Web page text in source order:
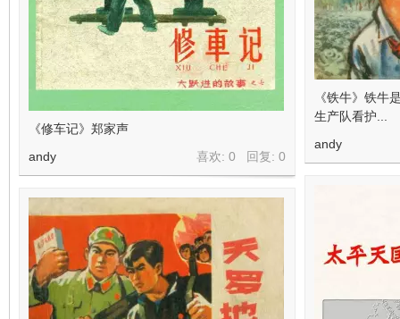
《修车记》郑家声
喜欢: 0 回复: 0
andy
《铁牛》铁牛
生产队看护...
andy